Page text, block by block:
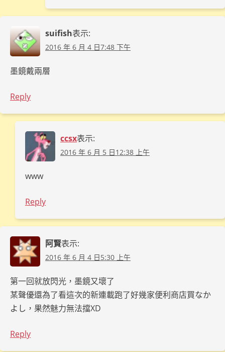
suifish表示:
2016 年 6 月 4 日7:48 下午
墨鏡戴兩層
Reply
ccsx表示:
2016 年 6 月 5 日12:38 上午
www
Reply
阿賢表示:
2016 年 6 月 4 日5:30 上午
第一回就放閃光，墨鏡又壞了
某聲優還為了看這次的新連載跑了好幾家便利商店買なか
よし，果然魅力無法擋XD
Reply